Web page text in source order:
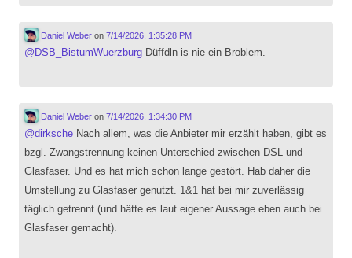
Daniel Weberon 7/14/2026, 1:35:28 PM
@ DSB_BistumWuerzburg Düffdln is nie ein Broblem.
Daniel Weberon 7/14/2026, 1:34:30 PM
@dirksche Nach allem, was die Anbieter mir erzählt haben, gibt es
bzgl. Zwangstrennung keinen Unterschied zwischen DSL und
Glasfaser. Und es hat mich schon lange gestört. Hab daher die
Umstellung zu Glasfaser genutzt. 1&1 hat bei mir zuverlässig
täglich getrennt (und hätte es laut eigener Aussage eben auch bei
Glasfaser gemacht).